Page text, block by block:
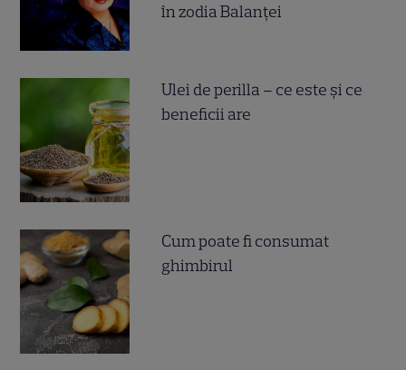
în zodia Balanței
Ulei de perilla – ce este și ce
beneficii are
Cum poate fi consumat
ghimbirul